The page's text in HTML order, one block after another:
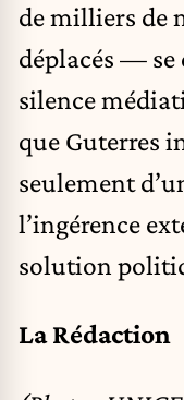
de milliers de
déplacés — se
silence
que Guterres
seulement
l’ingérence
solution
La Rédaction